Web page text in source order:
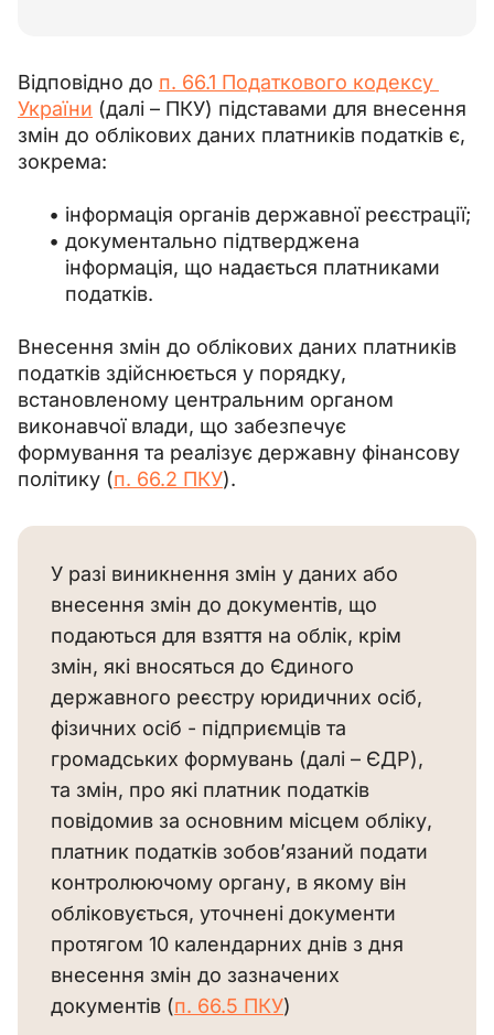
Відповідно до п. 66.1 Податкового кодексу
України (далі – ПКУ) підставами для внесення
змін до облікових даних платників податків є,
зокрема:
інформація органів державної реєстрації;
документально підтверджена
інформація, що надається платниками
податків.
Внесення змін до облікових даних платників
податків здійснюється у порядку,
встановленому центральним органом
виконавчої влади, що забезпечує
формування та реалізує державну фінансову
політику (п. 66.2 ПКУ).
У разі виникнення змін у даних або
внесення змін до документів, що
подаються для взяття на облік, крім
змін, які вносяться до Єдиного
державного реєстру юридичних осіб,
фізичних осіб - підприємців та
громадських формувань (далі – ЄДР),
та змін, про які платник податків
повідомив за основним місцем обліку,
платник податків зобов’язаний подати
контролюючому органу, в якому він
обліковується, уточнені документи
протягом 10 календарних днів з дня
внесення змін до зазначених
документів (п. 66.5 ПКУ)